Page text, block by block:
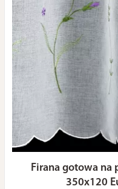
Firana gotowa na
350x120